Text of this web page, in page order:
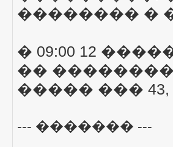
�������� �
� 09:00 12
��
����� ��� 43,
--- ������� ---